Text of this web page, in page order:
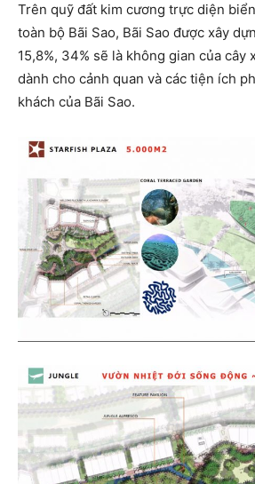
Trên quỹ đất kim cương trực diện
toàn bộ Bãi Sao, Bãi Sao được xây
15,8%, 34% sẽ là không gian của cây
dành cho cảnh quan và các tiện ích
khách của Bãi Sao.